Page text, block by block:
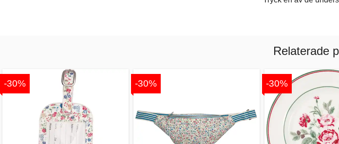
Relaterade
-30% -30% -30%